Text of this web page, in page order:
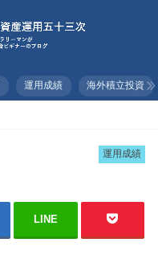
運用成績 海外積立投資
運用成績
LINE